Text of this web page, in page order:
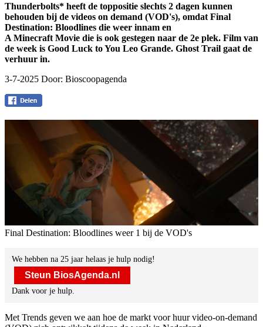
Thunderbolts* heeft de toppositie slechts 2 dagen kunnen
behouden bij de videos on demand (VOD's), omdat Final
Destination: Bloodlines die weer innam en
A Minecraft Movie die is ook gestegen naar de 2e plek. Film van
de week is Good Luck to You Leo Grande. Ghost Trail gaat de
verhuur in.
3-7-2025 Door: Bioscoopagenda
Final Destination: Bloodlines weer 1 bij de VOD's
We hebben na 25 jaar helaas je hulp nodig!
Steun BiosAgenda.nl
Dank voor je hulp.
Met Trends geven we aan hoe de markt voor huur video-on-demand